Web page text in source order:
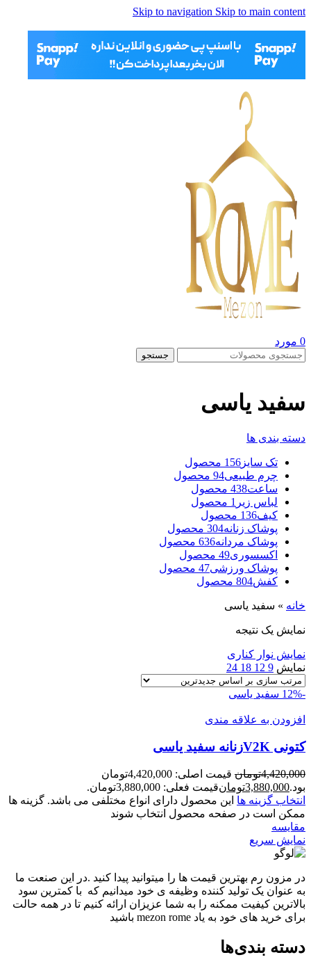
Skip to navigation Skip to main content
0 مورد
جستجو
سفید یاسی
دسته بندی ها
تک سایز 156 محصول
چرم طبیعی94 محصول
ساعت438 محصول
لباس زیر 1 محصول
کیف136 محصول
پوشاک زنانه304 محصول
پوشاک مردانه636 محصول
اکسسوری49 محصول
پوشاک ورزشی47 محصول
کفش804 محصول
خانه » سفید یاسی
نمایش یک نتیجه
نمایش نوار کناری
نمایش 9
12
18
24
-12% سفید یاسی
افزودن به علاقه مندی
کتونی V2Kزنانه سفيد ياسی
4,420,000تومان
قیمت اصلی: 4,420,000تومان
بود.3,880,000تومانقیمت فعلی: 3,880,000تومان.
انتخاب گزینه ها این محصول دارای انواع مختلفی می باشد. گزینه ها
ممکن است در صفحه محصول انتخاب شوند
مقايسه
نمایش سریع
در مزون رم بهترین قیمت ها را میتوانید پیدا کنید .در این صنعت ما
به عنوان یک تولید کننده وظیفه ی خود میدانیم که با کمترین سود
بالاترین کیفیت ممکنه را به شما عزیزان ارائه کنیم تا در همه حالت
برای خرید های خود به یاد mezon rome باشید
دسته بندی‌ها